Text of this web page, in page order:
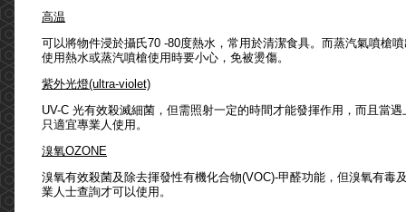
高温
可以將物件浸於攝氏70 -80度熱水，常用於清潔食具。而蒸汽氣噴槍
使用熱水或蒸汽噴槍使用時要小心，免被燙傷。
紫外光燈(ultra-violet)
UV-C 光有效殺滅細菌，但需照射一定的時間才能發揮作用，而且當
只適宜專業人使用。
溴氧OZONE
溴氧有效殺菌及除去揮發性有機化合物(VOC)-甲醛功能，但溴氧有
業人士查詢才可以使用。